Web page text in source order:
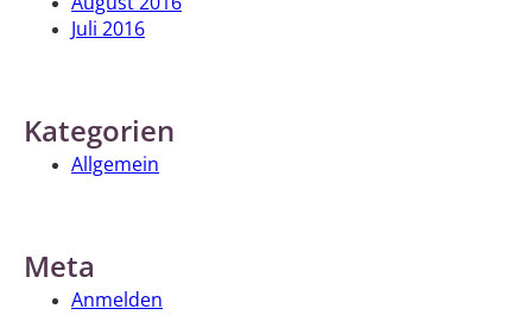
Juli 2016
Kategorien
Allgemein
Meta
Anmelden